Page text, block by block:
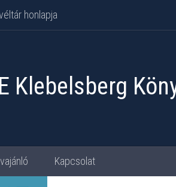
honlapja
Klebelsberg
Kapcsolat